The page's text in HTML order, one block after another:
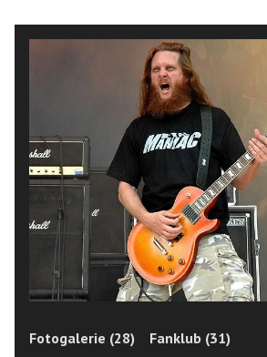
Fotogalerie (28) Fanklub (31)